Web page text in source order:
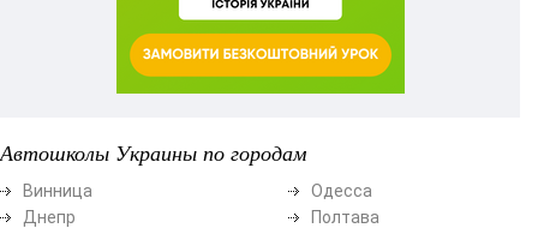
Автошколы Украины по городам
Винница
Днепр
Одесса
Полтава